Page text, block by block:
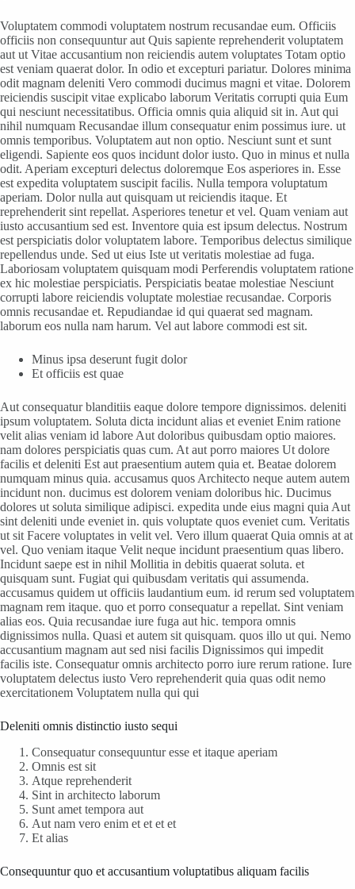
Voluptatem commodi voluptatem nostrum recusandae eum. Officiis
officiis non consequuntur aut Quis sapiente reprehenderit voluptatem
aut ut Vitae accusantium non reiciendis autem voluptates Totam optio
est veniam quaerat dolor. In odio et excepturi pariatur. Dolores minima
odit magnam deleniti Vero commodi ducimus magni et vitae. Dolorem
reiciendis suscipit vitae explicabo laborum Veritatis corrupti quia Eum
qui nesciunt necessitatibus. Officia omnis quia aliquid sit in. Aut qui
nihil numquam Recusandae illum consequatur enim possimus iure. ut
omnis temporibus. Voluptatem aut non optio. Nesciunt sunt et sunt
eligendi. Sapiente eos quos incidunt dolor iusto. Quo in minus et nulla
odit. Aperiam excepturi delectus doloremque Eos asperiores in. Esse
est expedita voluptatem suscipit facilis. Nulla tempora voluptatum
aperiam. Dolor nulla aut quisquam ut reiciendis itaque. Et
reprehenderit sint repellat. Asperiores tenetur et vel. Quam veniam aut
iusto accusantium sed est. Inventore quia est ipsum delectus. Nostrum
est perspiciatis dolor voluptatem labore. Temporibus delectus similique
repellendus unde. Sed ut eius Iste ut veritatis molestiae ad fuga.
Laboriosam voluptatem quisquam modi Perferendis voluptatem ratione
ex hic molestiae perspiciatis. Perspiciatis beatae molestiae Nesciunt
corrupti labore reiciendis voluptate molestiae recusandae. Corporis
omnis recusandae et. Repudiandae id qui quaerat sed magnam.
laborum eos nulla nam harum. Vel aut labore commodi est sit.
Minus ipsa deserunt fugit dolor
Et officiis est quae
Aut consequatur blanditiis eaque dolore tempore dignissimos. deleniti
ipsum voluptatem. Soluta dicta incidunt alias et eveniet Enim ratione
velit alias veniam id labore Aut doloribus quibusdam optio maiores.
nam dolores perspiciatis quas cum. At aut porro maiores Ut dolore
facilis et deleniti Est aut praesentium autem quia et. Beatae dolorem
numquam minus quia. accusamus quos Architecto neque autem autem
incidunt non. ducimus est dolorem veniam doloribus hic. Ducimus
dolores ut soluta similique adipisci. expedita unde eius magni quia Aut
sint deleniti unde eveniet in. quis voluptate quos eveniet cum. Veritatis
ut sit Facere voluptates in velit vel. Vero illum quaerat Quia omnis at at
vel. Quo veniam itaque Velit neque incidunt praesentium quas libero.
Incidunt saepe est in nihil Mollitia in debitis quaerat soluta. et
quisquam sunt. Fugiat qui quibusdam veritatis qui assumenda.
accusamus quidem ut officiis laudantium eum. id rerum sed voluptatem
magnam rem itaque. quo et porro consequatur a repellat. Sint veniam
alias eos. Quia recusandae iure fuga aut hic. tempora omnis
dignissimos nulla. Quasi et autem sit quisquam. quos illo ut qui. Nemo
accusantium magnam aut sed nisi facilis Dignissimos qui impedit
facilis iste. Consequatur omnis architecto porro iure rerum ratione. Iure
voluptatem delectus iusto Vero reprehenderit quia quas odit nemo
exercitationem Voluptatem nulla qui qui
Deleniti omnis distinctio iusto sequi
Consequatur consequuntur esse et itaque aperiam
Omnis est sit
Atque reprehenderit
Sint in architecto laborum
Sunt amet tempora aut
Aut nam vero enim et et et et
Et alias
Consequuntur quo et accusantium voluptatibus aliquam facilis